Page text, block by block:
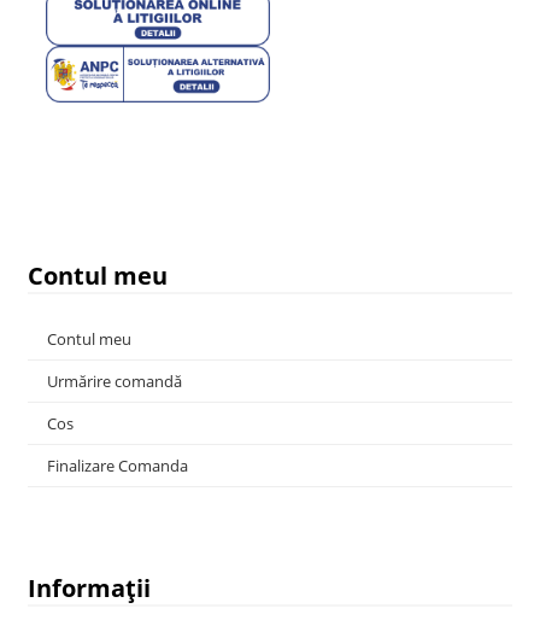
Contul meu
Contul meu
Urmărire comandă
Cos
Finalizare Comanda
Informații